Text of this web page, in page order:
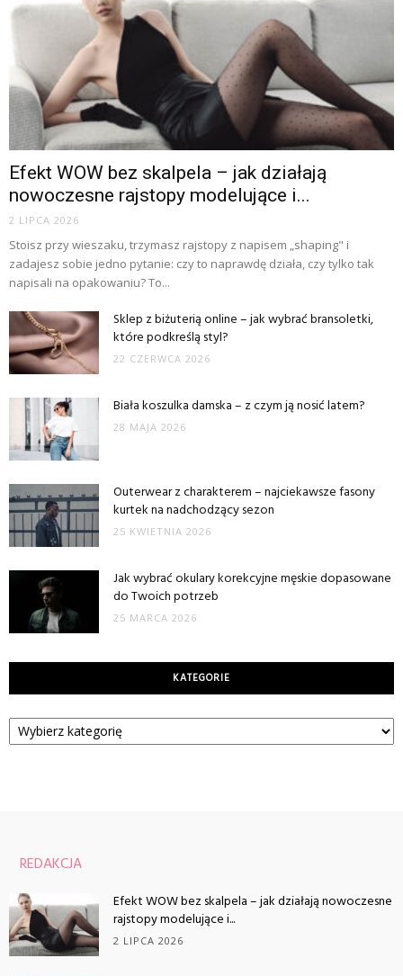
Efekt WOW bez skalpela – jak działają
nowoczesne rajstopy modelujące i...
2 LIPCA 2026
Stoisz przy wieszaku, trzymasz rajstopy z napisem „shaping" i
zadajesz sobie jedno pytanie: czy to naprawdę działa, czy tylko tak
napisali na opakowaniu? To...
Sklep z biżuterią online – jak wybrać bransoletki,
które podkreślą styl?
22 CZERWCA 2026
Biała koszulka damska – z czym ją nosić latem?
28 MAJA 2026
Outerwear z charakterem – najciekawsze fasony
kurtek na nadchodzący sezon
25 KWIETNIA 2026
Jak wybrać okulary korekcyjne męskie dopasowane
do Twoich potrzeb
25 MARCA 2026
KATEGORIE
Kategorie
REDAKCJA
Efekt WOW bez skalpela – jak działają nowoczesne
rajstopy modelujące i...
2 LIPCA 2026